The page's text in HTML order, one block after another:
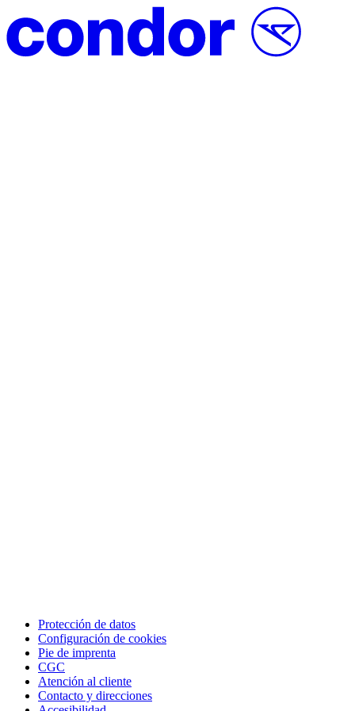
Protección de datos
Configuración de cookies
Pie de imprenta
CGC
Atención al cliente
Contacto y direcciones